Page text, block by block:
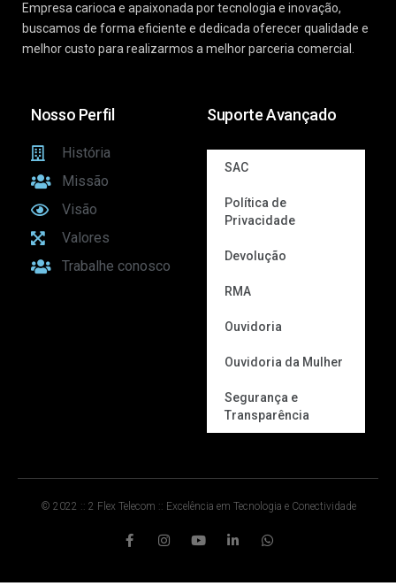
Empresa carioca e apaixonada por tecnologia e inovação,
buscamos de forma eficiente e dedicada oferecer qualidade e
melhor custo para realizarmos a melhor parceria comercial.
Nosso Perfil
História
Missão
Visão
Valores
Trabalhe conosco
Suporte Avançado
SAC
Política de
Privacidade
Devolução
RMA
Ouvidoria
Ouvidoria da Mulher
Segurança e
Transparência
© 2022 :: 2 Flex Telecom :: Excelência em Tecnologia e Conectividade